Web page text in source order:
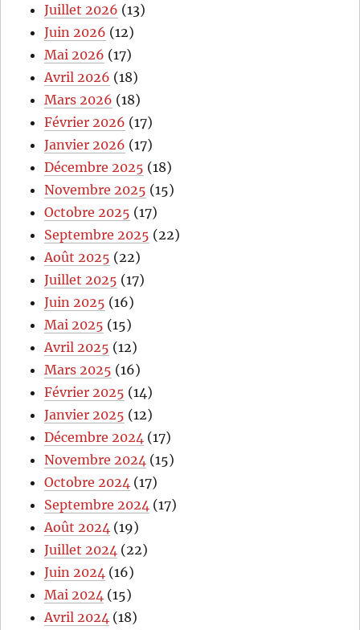
Juillet 2026 (13)
Juin 2026 (12)
Mai 2026 (17)
Avril 2026 (18)
Mars 2026 (18)
Février 2026 (17)
Janvier 2026 (17)
Décembre 2025 (18)
Novembre 2025 (15)
Octobre 2025 (17)
Septembre 2025 (22)
Août 2025 (22)
Juillet 2025 (17)
Juin 2025 (16)
Mai 2025 (15)
Avril 2025 (12)
Mars 2025 (16)
Février 2025 (14)
Janvier 2025 (12)
Décembre 2024 (17)
Novembre 2024 (15)
Octobre 2024 (17)
Septembre 2024 (17)
Août 2024 (19)
Juillet 2024 (22)
Juin 2024 (16)
Mai 2024 (15)
Avril 2024 (18)